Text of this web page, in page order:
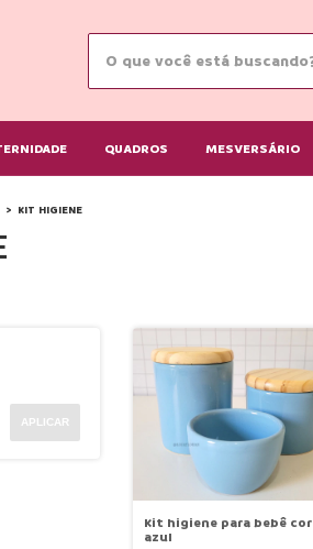
QUADROS MESVERSÁRIO
> KIT HIGIENE
APLICAR
Kit higiene para bebê cor
azul